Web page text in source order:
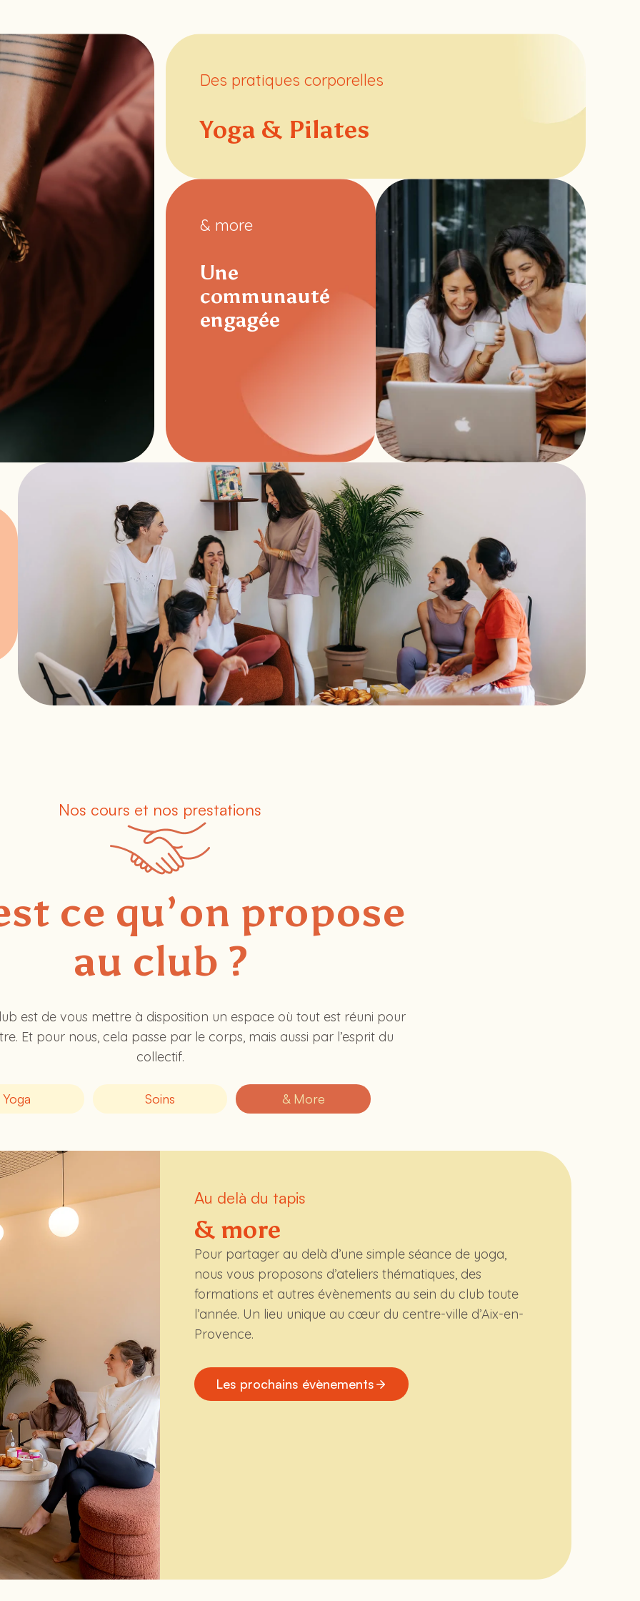
Des pratiques corporelles
Yoga & Pilates
& more
Une
communauté
engagée
Nos cours et nos prestations
ce qu’on propose
au club ?
est de vous mettre à disposition un espace où tout est réuni pour
Et pour nous, cela passe par le corps, mais aussi par l’esprit du
collectif.
Yoga Soins & More
Au delà du tapis
& more
Pour partager au delà d’une simple séance de yoga,
nous vous proposons d’ateliers thématiques, des
formations et autres évènements au sein du club toute
l’année. Un lieu unique au cœur du centre-ville d’Aix-en-
Provence.
Les prochains évènements